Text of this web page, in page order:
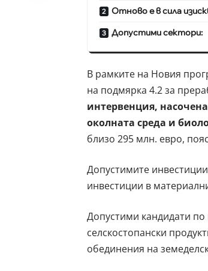
Отново е в сила
Допустими сектори:
В рамките на Новия
на подмярка 4.2 за
интервенция,
околната среда и
близо 295 млн. евро,
Допустимите
инвестиции в
Допустими кандидати по
селскостопански
обединения на